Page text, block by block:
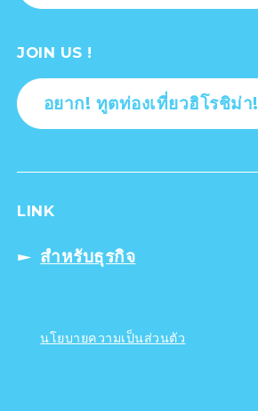
JOIN US !
อยาก! ทูตท่องเที่ยวฮิโรชิม่า!
LINK
สำหรับธุรกิจ
นโยบายความเป็นส่วนตัว